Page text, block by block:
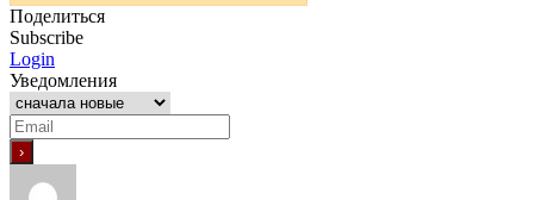
Поделиться
Subscribe
Login
Уведомления